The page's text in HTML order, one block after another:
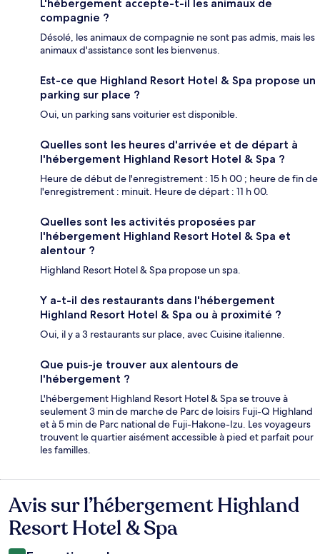
L'hébergement accepte-t-il les animaux de
compagnie ?
Désolé, les animaux de compagnie ne sont pas admis, mais les
animaux d'assistance sont les bienvenus.
Est-ce que Highland Resort Hotel & Spa propose un
parking sur place ?
Oui, un parking sans voiturier est disponible.
Quelles sont les heures d'arrivée et de départ à
l'hébergement Highland Resort Hotel & Spa ?
Heure de début de l'enregistrement : 15 h 00 ; heure de fin de
l'enregistrement : minuit. Heure de départ : 11 h 00.
Quelles sont les activités proposées par
l'hébergement Highland Resort Hotel & Spa et
alentour ?
Highland Resort Hotel & Spa propose un spa.
Y a-t-il des restaurants dans l'hébergement
Highland Resort Hotel & Spa ou à proximité ?
Oui, il y a 3 restaurants sur place, avec Cuisine italienne.
Que puis-je trouver aux alentours de
l'hébergement ?
L'hébergement Highland Resort Hotel & Spa se trouve à
seulement 3 min de marche de Parc de loisirs Fuji-Q Highland
et à 5 min de Parc national de Fuji-Hakone-Izu. Les voyageurs
trouvent le quartier aisément accessible à pied et parfait pour
les familles.
Avis
Avis sur l’hébergement Highland
Resort Hotel & Spa